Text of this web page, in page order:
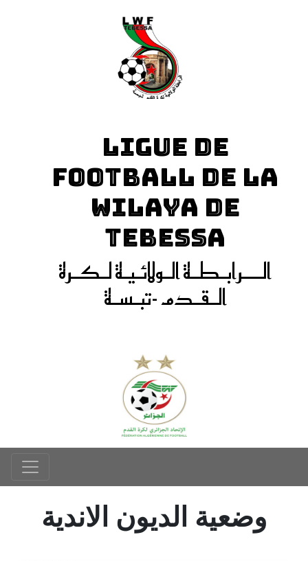
LIGUE DE
FOOTBALL DE LA
WILAYA DE
TEBESSA
الـــرابـطـة الـولائـيـة لـكـرة
الـقـدم -تبـسـة
وضعية الديون الاندية